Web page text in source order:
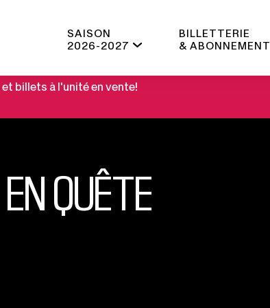
SAISON
2026-2027
BILLETTERIE
& ABONNEMENT
billets à l'unité en vente!
QUÊTE